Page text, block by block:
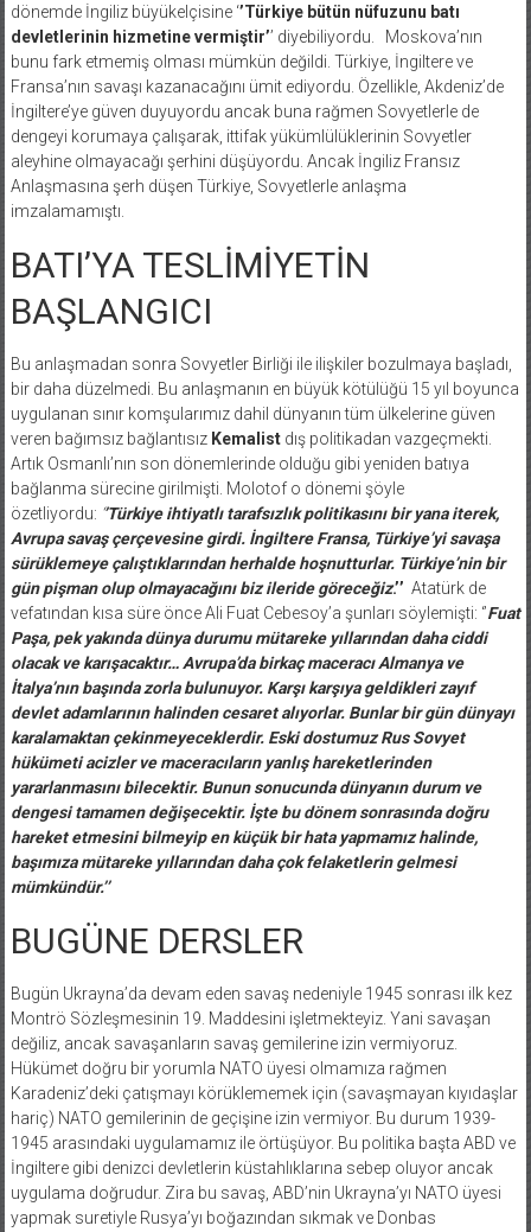
dönemde İngiliz büyükelçisine ‘’Türkiye bütün nüfuzunu batı
devletlerinin hizmetine vermiştir’’ diyebiliyordu. Moskova’nın
bunu fark etmemiş olması mümkün değildi. Türkiye, İngiltere ve
Fransa’nın savaşı kazanacağını ümit ediyordu. Özellikle, Akdeniz’de
İngiltere’ye güven duyuyordu ancak buna rağmen Sovyetlerle de
dengeyi korumaya çalışarak, ittifak yükümlülüklerinin Sovyetler
aleyhine olmayacağı şerhini düşüyordu. Ancak İngiliz Fransız
Anlaşmasına şerh düşen Türkiye, Sovyetlerle anlaşma
imzalamamıştı.
BATI’YA TESLİMİYETİN
BAŞLANGICI
Bu anlaşmadan sonra Sovyetler Birliği ile ilişkiler bozulmaya başladı,
bir daha düzelmedi. Bu anlaşmanın en büyük kötülüğü 15 yıl boyunca
uygulanan sınır komşularımız dahil dünyanın tüm ülkelerine güven
veren bağımsız bağlantısız Kemalist dış politikadan vazgeçmekti.
Artık Osmanlı’nın son dönemlerinde olduğu gibi yeniden batıya
bağlanma sürecine girilmişti. Molotof o dönemi şöyle
özetliyordu: ’Türkiye ihtiyatlı tarafsızlık politikasını bir yana iterek,
Avrupa savaş çerçevesine girdi. İngiltere Fransa, Türkiye’yi savaşa
sürüklemeye çalıştıklarından herhalde hoşnutturlar. Türkiye’nin bir
gün pişman olup olmayacağını biz ileride göreceğiz.’’ Atatürk de
vefatından kısa süre önce Ali Fuat Cebesoy’a şunları söylemişti: ‘’Fuat
Paşa, pek yakında dünya durumu mütareke yıllarından daha ciddi
olacak ve karışacaktır… Avrupa’da birkaç maceracı Almanya ve
İtalya’nın başında zorla bulunuyor. Karşı karşıya geldikleri zayıf
devlet adamlarının halinden cesaret alıyorlar. Bunlar bir gün dünyayı
karalamaktan çekinmeyeceklerdir. Eski dostumuz Rus Sovyet
hükümeti acizler ve maceracıların yanlış hareketlerinden
yararlanmasını bilecektir. Bunun sonucunda dünyanın durum ve
dengesi tamamen değişecektir. İşte bu dönem sonrasında doğru
hareket etmesini bilmeyip en küçük bir hata yapmamız halinde,
başımıza mütareke yıllarından daha çok felaketlerin gelmesi
mümkündür.’’
BUGÜNE DERSLER
Bugün Ukrayna’da devam eden savaş nedeniyle 1945 sonrası ilk kez
Montrö Sözleşmesinin 19. Maddesini işletmekteyiz. Yani savaşan
değiliz, ancak savaşanların savaş gemilerine izin vermiyoruz.
Hükümet doğru bir yorumla NATO üyesi olmamıza rağmen
Karadeniz’deki çatışmayı körüklememek için (savaşmayan kıyıdaşlar
hariç) NATO gemilerinin de geçişine izin vermiyor. Bu durum 1939-
1945 arasındaki uygulamamız ile örtüşüyor. Bu politika başta ABD ve
İngiltere gibi denizci devletlerin küstahlıklarına sebep oluyor ancak
uygulama doğrudur. Zira bu savaş, ABD’nin Ukrayna’yı NATO üyesi
yapmak suretiyle Rusya’yı boğazından sıkmak ve Donbas